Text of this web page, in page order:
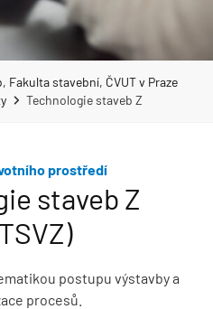
stavební, ČVUT v Praze
Technologie staveb Z
prostředí
staveb Z
postupu výstavby a
procesů.